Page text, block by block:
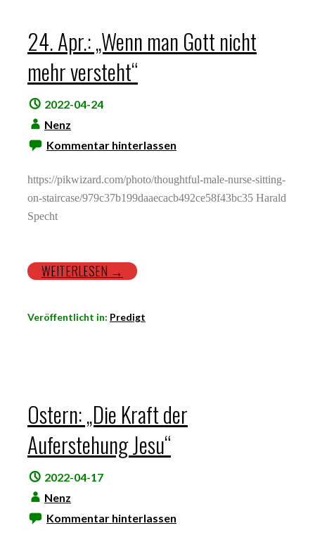
24. Apr.: „Wenn man Gott nicht
mehr versteht“
2022-04-24
Nenz
Kommentar hinterlassen
https://pikwizard.com/photo/thoughtful-male-nurse-sitting-
on-staircase/979c37b199daaecacb492ce58f43bc35 Harald
Specht
WEITERLESEN →
Veröffentlicht in: Predigt
Ostern: „Die Kraft der
Auferstehung Jesu“
2022-04-17
Nenz
Kommentar hinterlassen